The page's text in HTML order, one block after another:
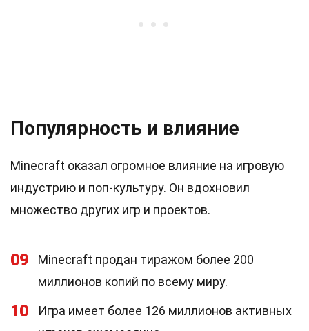
Популярность и влияние
Minecraft оказал огромное влияние на игровую
индустрию и поп-культуру. Он вдохновил
множество других игр и проектов.
09
Minecraft продан тиражом более 200
миллионов копий по всему миру.
10
Игра имеет более 126 миллионов активных